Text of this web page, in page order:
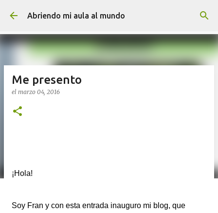
Ir al contenido principal
Abriendo mi aula al mundo
Me presento
el marzo 04, 2016
¡Hola!
Soy Fran y con esta entrada inauguro mi blog, que